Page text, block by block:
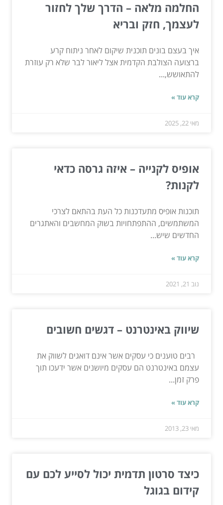
החלמה מלאה – הדרך שלך לחזור
לעצמך, חזק ובריא
איך בעצם בונים תוכנית שיקום לאחר ניתוח קרע
ברצועה הצולבת הקדמית אצל ליאור לבר שלא רק עוזרת
להתאושש,...
קרא עוד »
מאי 22, 2025
אופיס לקנייה – איזה גרסה כדאי
לקנות?
תוכנות אופיס מתעדכנות כל העת בהתאם לצרכי
המשתמשים, ההתפתחויות בשוק המחשבים והאתגרים
החדשים שיש...
קרא עוד »
נוב 21, 2021
שיווק באינטרנט – דגשים חשובים
רבים טוענים כי עסקים אשר אינם דואגים לשווק את
עצמם באינטרנט הם עסקים מיושנים אשר ידעכו תוך
פרק זמן...
קרא עוד »
מאי 23, 2013
כיצד סרטון תדמית יכול לסייע לכם עם
קידום בגוגל